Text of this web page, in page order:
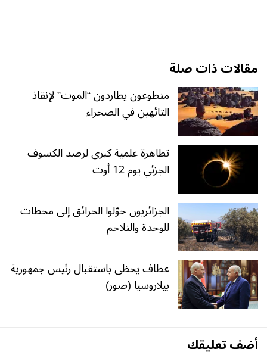
مقالات ذات صلة
متطوعون يطاردون “الموت” لإنقاذ
التائهين في الصحراء
تظاهرة علمية كبرى لرصد الكسوف
الجزئي يوم 12 أوت
الجزائريون حوّلوا الحرائق إلى محطات
للوحدة والتلاحم
عطاف يحظى باستقبال رئيس جمهورية
بيلاروسيا (صور)
أضف تعليقك